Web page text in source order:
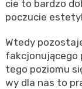
cie to bar­dzo
po­czu­cie
Wtedy
fak­cjo­nu­ją­ce­go
tego po­zio­mu
wy dla nas to